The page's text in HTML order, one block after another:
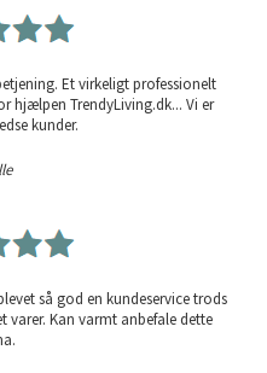
Et virkeligt professionelt
hjælpen TrendyLiving.dk... Vi er
kunder.
så god en kundeservice trods
varer. Kan varmt anbefale dette